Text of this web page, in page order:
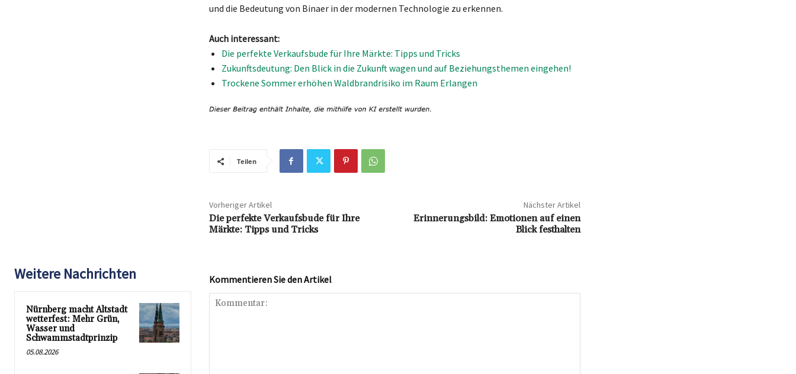
und die Bedeutung von Binaer in der modernen Technologie zu erkennen.
Auch interessant:
Die perfekte Verkaufsbude für Ihre Märkte: Tipps und Tricks
Zukunftsdeutung: Den Blick in die Zukunft wagen und auf Beziehungsthemen eingehen!
Trockene Sommer erhöhen Waldbrandrisiko im Raum Erlangen
Teilen
Vorheriger Artikel
Die perfekte Verkaufsbude für Ihre
Märkte: Tipps und Tricks
Nächster Artikel
Erinnerungsbild: Emotionen auf einen
Blick festhalten
Weitere Nachrichten
Nürnberg macht Altstadt
wetterfest: Mehr Grün,
Wasser und
Schwammstadtprinzip
05.08.2026
Kommentieren Sie den Artikel